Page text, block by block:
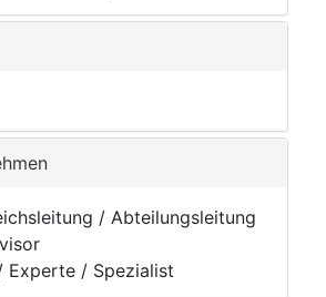
/ Abteilungsleitung
Experte / Spezialist